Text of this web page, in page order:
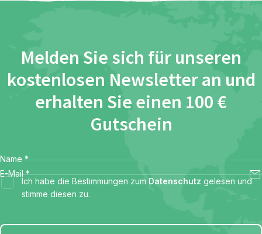
Melden Sie sich für unseren
kostenlosen Newsletter an und
erhalten Sie einen 100 €
Gutschein
Name *
E-Mail *
Ich habe die Bestimmungen zum Datenschutz gelesen und
stimme diesen zu.